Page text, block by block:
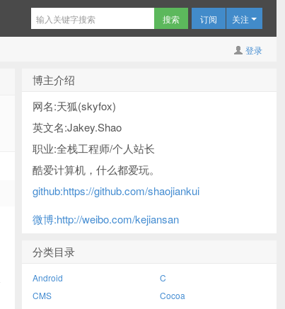
订阅 关注
登录
博主介绍
网名:天狐(skyfox)
英文名:Jakey.Shao
职业:全栈工程师/个人站长
酷爱计算机，什么都爱玩。
github:https://github.com/shaojiankui
微博:http://weibo.com/kejiansan
分类目录
Android
C
CMS
Cocoa